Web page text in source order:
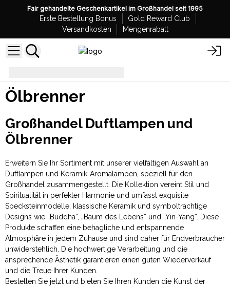
Fair gehandelte Geschenkartikel im Großhandel seit 1995
Erste Bestellung Bonus
Gold Reward Club
Versandkosten
Mengenrabatt
Ölbrenner
Großhandel Duftlampen und
Ölbrenner
Erweitern Sie Ihr Sortiment mit unserer vielfältigen Auswahl an
Duftlampen und Keramik-Aromalampen, speziell für den
Großhandel zusammengestellt. Die Kollektion vereint Stil und
Spiritualität in perfekter Harmonie und umfasst exquisite
Specksteinmodelle, klassische Keramik und symbolträchtige
Designs wie „Buddha“, „Baum des Lebens“ und „Yin-Yang“. Diese
Produkte schaffen eine behagliche und entspannende
Atmosphäre in jedem Zuhause und sind daher für Endverbraucher
unwiderstehlich. Die hochwertige Verarbeitung und die
ansprechende Ästhetik garantieren einen guten Wiederverkauf
und die Treue Ihrer Kunden.
Bestellen Sie jetzt und bieten Sie Ihren Kunden die Kunst der